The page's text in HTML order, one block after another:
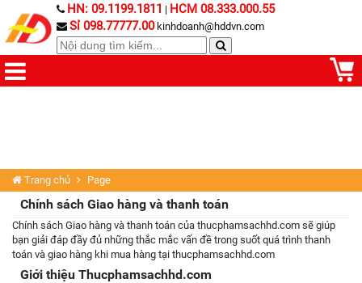
HN: 09.1199.1811 | HCM 08.333.000.55
Sỉ 098.77777.00 kinhdoanh@hddvn.com
Trang chủ Page
Chính sách Giao hàng và thanh toán
Chính sách Giao hàng và thanh toán của thucphamsachhd.com sẽ giúp
bạn giải đáp đầy đủ những thắc mắc vấn đề trong suốt quá trình thanh
toán và giao hàng khi mua hàng tại thucphamsachhd.com
Giới thiệu Thucphamsachhd.com